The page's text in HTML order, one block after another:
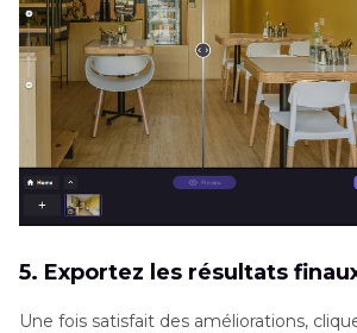
5. Exportez les résultats
Une fois satisfait des améliorations,